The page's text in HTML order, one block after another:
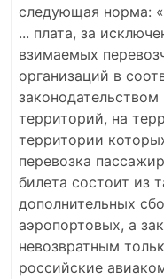
следующая норма:
... плата, за
взимаемых
организаций в
территорий, на
территории
перевозка
билета состоит из
дополнительных
аэропортовых, а
невозвратным
российские